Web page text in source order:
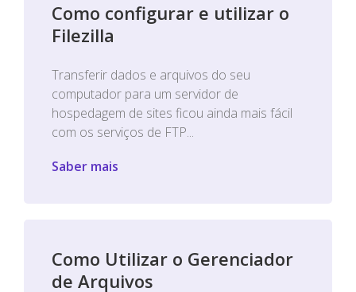
Como configurar e utilizar o
Filezilla
Transferir dados e arquivos do seu
computador para um servidor de
hospedagem de sites ficou ainda mais fácil
com os serviços de FTP...
Saber mais
Como Utilizar o Gerenciador
de Arquivos